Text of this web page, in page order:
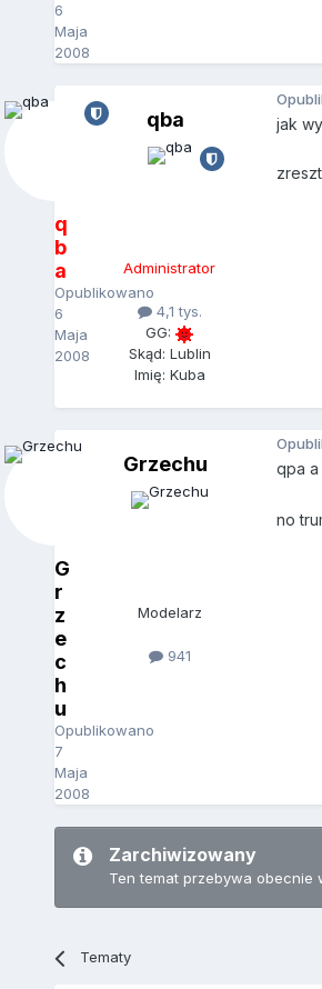
6
Maja
2008
q
b
a
Opublikowano
6
Maja
2008
qba
Administrator
4,1 tys.
GG:
Skąd: Lublin
Imię: Kuba
jak
G
r
z
e
c
h
u
Opublikowano
7
Maja
2008
Grzechu
Modelarz
941
qpa a
no
Zarchiwizowany
Ten temat przebywa obecnie
Tematy